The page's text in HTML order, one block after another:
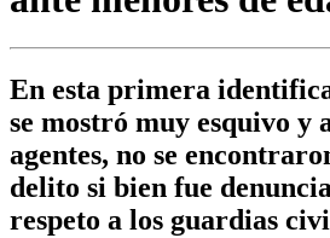
En esta primera
se mostró muy esquivo y
agentes, no se
delito si bien fue
respeto a los guardias